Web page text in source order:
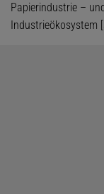
Papierindustrie –
Industrieökosystem